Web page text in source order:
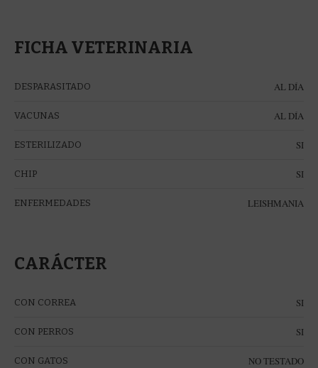
FICHA VETERINARIA
DESPARASITADO AL DÍA
VACUNAS AL DÍA
ESTERILIZADO SI
CHIP SI
ENFERMEDADES LEISHMANIA
CARÁCTER
CON CORREA SI
CON PERROS SI
CON GATOS NO TESTADO